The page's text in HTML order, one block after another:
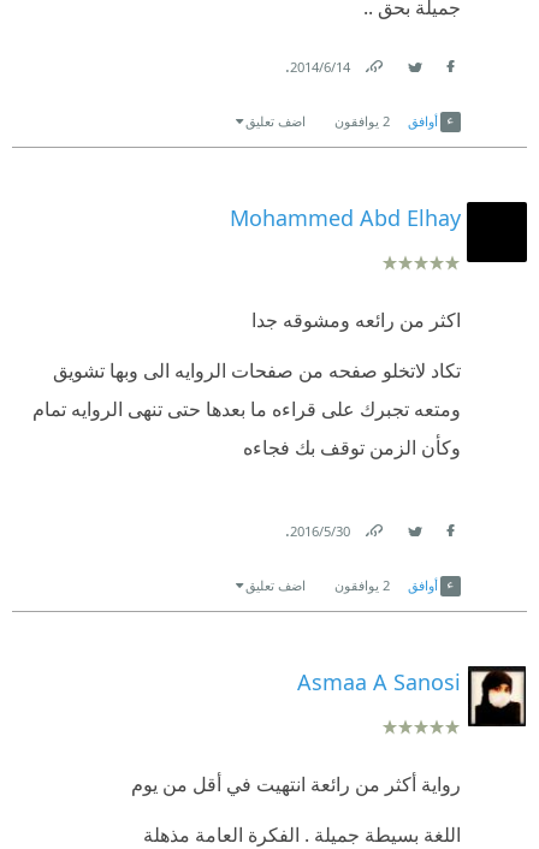
جميلة بحق ..
14‏/6‏/2014
.
أوافق 2 يوافقون اضف تعليق
Mohammed Abd Elhay
اكثر من رائعه ومشوقه جدا
تكاد لاتخلو صفحه من صفحات الروايه الى وبها تشويق
ومتعه تجبرك على قراءه ما بعدها حتى تنهى الروايه تمام
وكأن الزمن توقف بك فجاءه
30‏/5‏/2016
.
أوافق 2 يوافقون اضف تعليق
Asmaa A Sanosi
رواية أكثر من رائعة انتهيت في أقل من يوم
اللغة بسيطة جميلة . الفكرة العامة مذهلة